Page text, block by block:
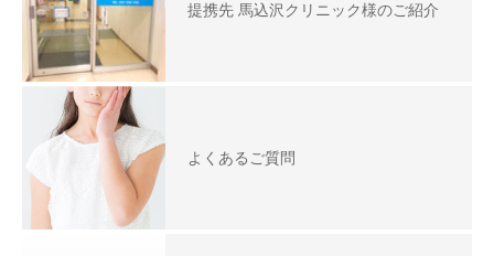
提携先 馬込沢クリニック様のご紹介
よくあるご質問